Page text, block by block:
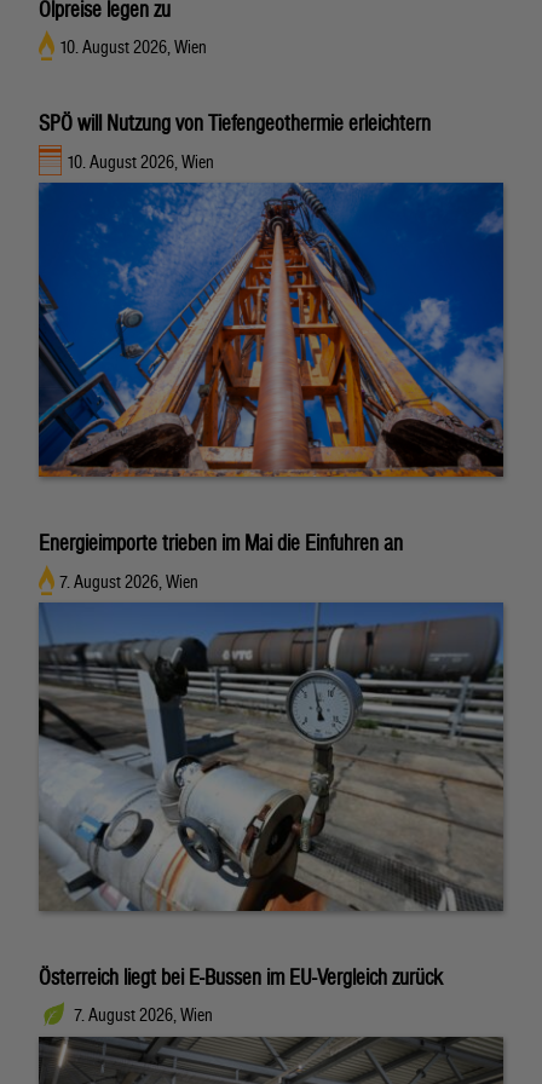
Ölpreise legen zu
10. August 2026, Wien
SPÖ will Nutzung von Tiefengeothermie erleichtern
10. August 2026, Wien
Energieimporte trieben im Mai die Einfuhren an
7. August 2026, Wien
Österreich liegt bei E-Bussen im EU-Vergleich zurück
7. August 2026, Wien